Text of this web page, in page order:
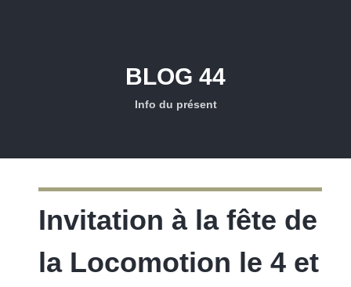
BLOG 44
Info du présent
Invitation à la fête de
la Locomotion le 4 et